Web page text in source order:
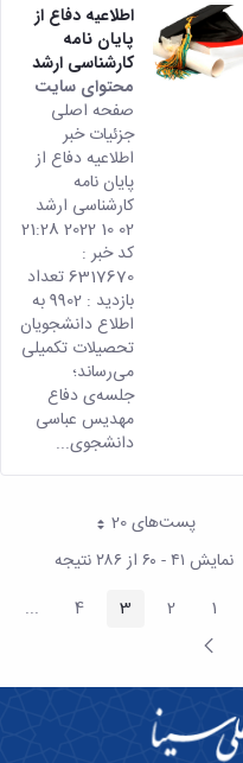
اطلاعیه دفاع از
پایان نامه
کارشناسی ارشد
محتوای سایت
صفحه اصلی
جزئیات خبر
اطلاعیه دفاع از
پایان نامه
کارشناسی ارشد
02 10 2022 21:28
کد خبر :
6317670 تعداد
بازدید : 9902 به
اطلاع دانشجویان
تحصیلات تکمیلی
می­‌رساند؛
جلسه‌ی‌ دفاع
مهدیس عباسی
دانشجوی...
پست‌‌های 20هر صفحه
نمایش ۴۱ - ۶۰ از ۲۸۶ نتیجه
صفحه1 صفحه2 صفحه3 صفحه4
...
صفحه
بعد